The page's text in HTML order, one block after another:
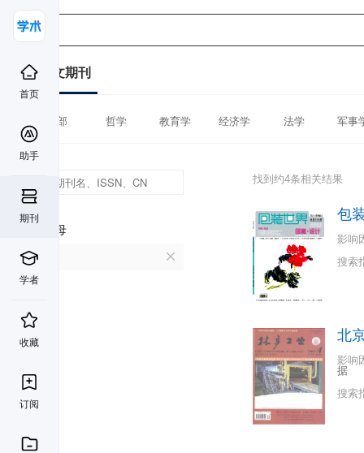
首页
助手
期刊
学者
收藏
订阅
中文期刊
全部 哲学 教育学 经济学 法学 军事
首字母
B
找到约4条相关结果
包
影响
搜索
北
影响
据
搜索